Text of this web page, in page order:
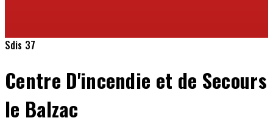
Sdis 37
Centre D'incendie et de Secours
le Balzac